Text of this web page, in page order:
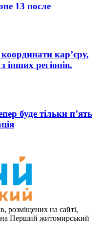
13 после
кар’єру,
інших регіонів.
буде тільки п’ять
розміщених на сайті,
на Перший житомирський